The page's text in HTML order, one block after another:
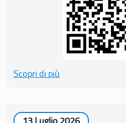
Scopri di più